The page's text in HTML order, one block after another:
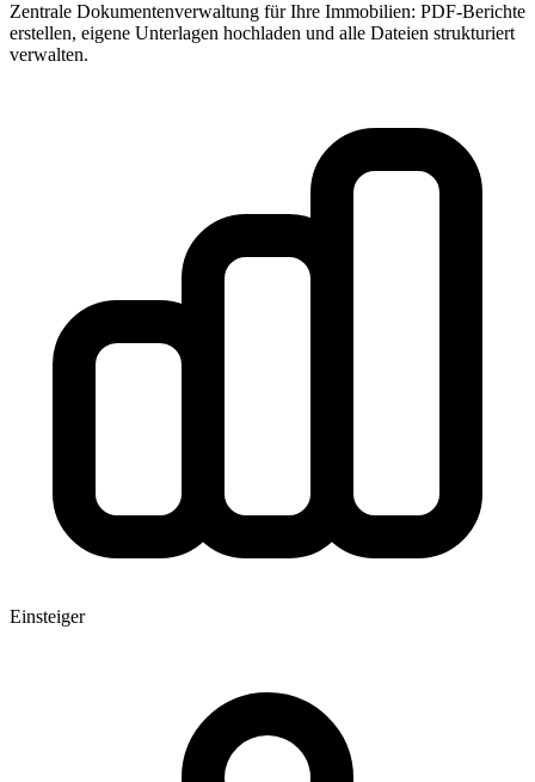
Zentrale Dokumentenverwaltung für Ihre Immobilien: PDF-Berichte
erstellen, eigene Unterlagen hochladen und alle Dateien strukturiert
verwalten.
Einsteiger